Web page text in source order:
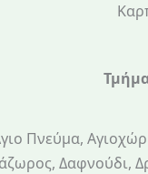
Πνεύμα,
Δαφνούδι,